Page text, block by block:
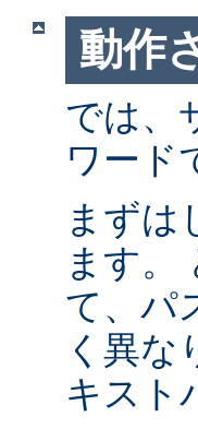
動作
では、
ワード
まずは
ます。
て、パ
く異な
キスト